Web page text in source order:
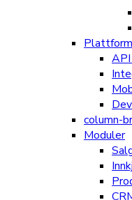
Plattform
column-
Moduler